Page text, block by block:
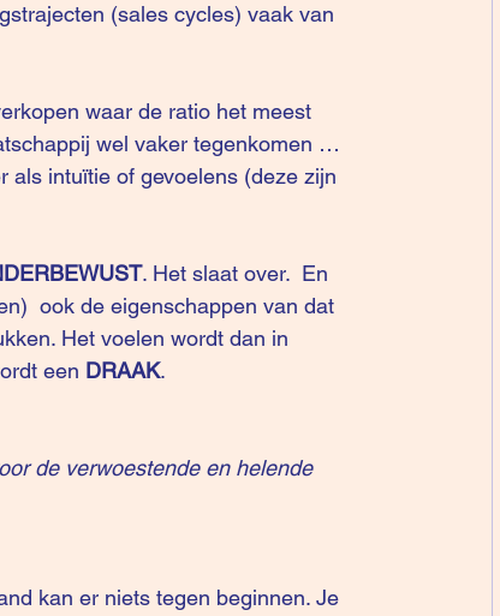
(sales cycles) vaak van
waar de ratio het meest
wel vaker tegenkomen …
als intuïtie of gevoelens (deze zijn
. Het slaat over.  En
ook de eigenschappen van dat
Het voelen wordt dan in
een DRAAK.
de verwoestende en helende
kan er niets tegen beginnen. Je